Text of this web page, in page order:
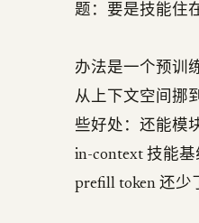
题：要是技能住
办法是一个预训
从上下文空间挪
些好处：还能模
in-context 技能基
prefill token 还少